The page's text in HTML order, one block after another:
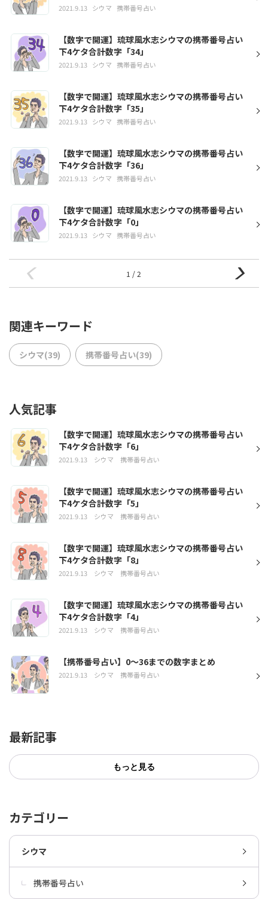
2021.9.13 シウマ 携帯番号占い
【数字で開運】琉球風水志シウマの携帯番号占い
下4ケタ合計数字「34」
2021.9.13 シウマ 携帯番号占い
【数字で開運】琉球風水志シウマの携帯番号占い
下4ケタ合計数字「35」
2021.9.13 シウマ 携帯番号占い
【数字で開運】琉球風水志シウマの携帯番号占い
下4ケタ合計数字「36」
2021.9.13 シウマ 携帯番号占い
【数字で開運】琉球風水志シウマの携帯番号占い
下4ケタ合計数字「0」
2021.9.13 シウマ 携帯番号占い
1 / 2
関連キーワード
シウマ(39) 携帯番号占い(39)
人気記事
【数字で開運】琉球風水志シウマの携帯番号占い
下4ケタ合計数字「6」
2021.9.13 シウマ 携帯番号占い
【数字で開運】琉球風水志シウマの携帯番号占い
下4ケタ合計数字「5」
2021.9.13 シウマ 携帯番号占い
【数字で開運】琉球風水志シウマの携帯番号占い
下4ケタ合計数字「8」
2021.9.13 シウマ 携帯番号占い
【数字で開運】琉球風水志シウマの携帯番号占い
下4ケタ合計数字「4」
2021.9.13 シウマ 携帯番号占い
【携帯番号占い】0～36までの数字まとめ
2021.9.13 シウマ 携帯番号占い
最新記事
もっと見る
カテゴリー
シウマ
携帯番号占い